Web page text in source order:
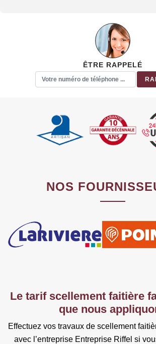
ÊTRE RAPPELÉ
NOS
Le tarif scellement faitière
que nous
Effectuez vos travaux de scellement
avec l’entreprise Entreprise Riffel si